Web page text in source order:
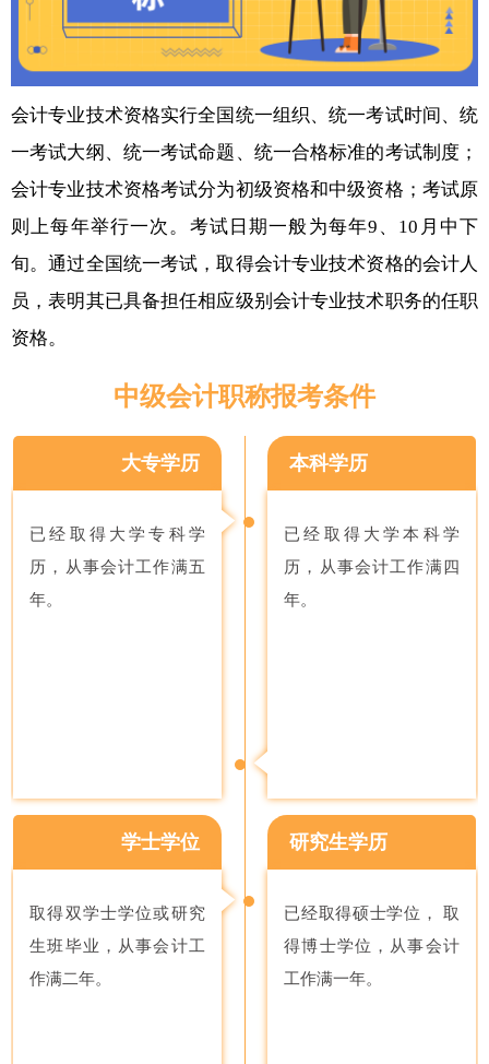
会计专业技术资格实行全国统一组织、统一考试时间、统
一考试大纲、统一考试命题、统一合格标准的考试制度；
会计专业技术资格考试分为初级资格和中级资格；考试原
则上每年举行一次。考试日期一般为每年9、10月中下
旬。通过全国统一考试，取得会计专业技术资格的会计人
员，表明其已具备担任相应级别会计专业技术职务的任职
资格。
中级会计职称报考条件
大专学历
已经取得大学专科学
历，从事会计工作满五
年。
学士学位
取得双学士学位或研究
生班毕业，从事会计工
作满二年。
本科学历
已经取得大学本科学
历，从事会计工作满四
年。
研究生学历
已经取得硕士学位， 取
得博士学位，从事会计
工作满一年。